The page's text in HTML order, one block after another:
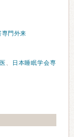
門外来
、
日本睡眠学会専